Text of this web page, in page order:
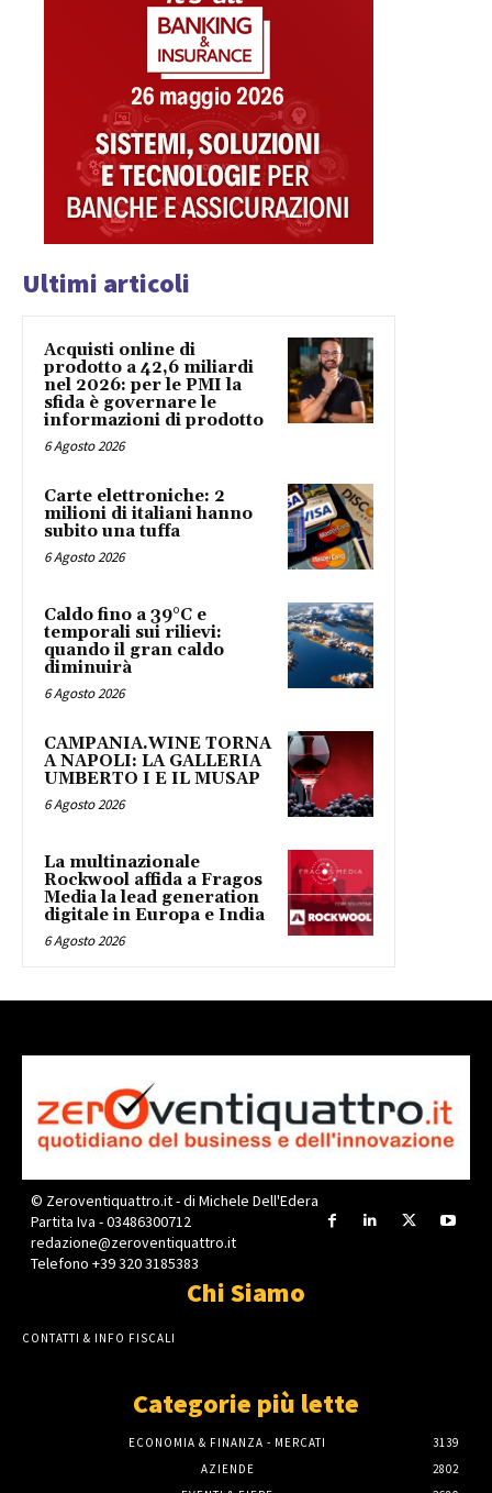
Ultimi articoli
Acquisti online di
prodotto a 42,6 miliardi
nel 2026: per le PMI la
sfida è governare le
informazioni di prodotto
6 Agosto 2026
Carte elettroniche: 2
milioni di italiani hanno
subito una tuffa
6 Agosto 2026
Caldo fino a 39°C e
temporali sui rilievi:
quando il gran caldo
diminuirà
6 Agosto 2026
CAMPANIA.WINE TORNA
A NAPOLI: LA GALLERIA
UMBERTO I E IL MUSAP
6 Agosto 2026
La multinazionale
Rockwool affida a Fragos
Media la lead generation
digitale in Europa e India
6 Agosto 2026
© Zeroventiquattro.it - di Michele Dell'Edera
Partita Iva - 03486300712
redazione@zeroventiquattro.it
Telefono +39 320 3185383
Chi Siamo
CONTATTI & INFO FISCALI
Categorie più lette
ECONOMIA & FINANZA - MERCATI
3139
AZIENDE
2802